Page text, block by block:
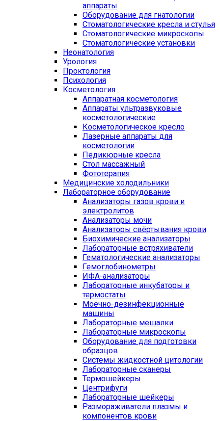
аппараты
Оборудование для гнатологии
Стоматологические кресла и стулья
Стоматологические микроскопы
Стоматологические установки
Неонатология
Урология
Проктология
Психология
Косметология
Аппаратная косметология
Аппараты ультразвуковые
косметологические
Косметологическое кресло
Лазерные аппараты для
косметологии
Педикюрные кресла
Стол массажный
Фототерапия
Медицинские холодильники
Лабораторное оборудование
Анализаторы газов крови и
электролитов
Анализаторы мочи
Анализаторы свёртывания крови
Биохимические анализаторы
Лабораторные встряхиватели
Гематологические анализаторы
Гемоглобинометры
ИФА-анализаторы
Лабораторные инкубаторы и
термостаты
Моечно-дезинфекционные
машины
Лабораторные мешалки
Лабораторные микроскопы
Оборудование для подготовки
образцов
Системы жидкостной цитологии
Лабораторные сканеры
Термошейкеры
Центрифуги
Лабораторные шейкеры
Размораживатели плазмы и
компонентов крови